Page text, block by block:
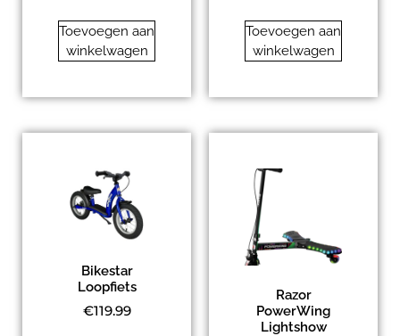
Toevoegen aan
winkelwagen
Toevoegen aan
winkelwagen
Bikestar
Loopfiets
€119.99
Razor
PowerWing
Lightshow